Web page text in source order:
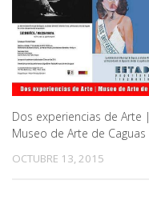
Dos experiencias de Arte |
Museo de Arte de Caguas
OCTUBRE 13, 2015